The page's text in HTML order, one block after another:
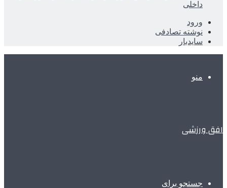
داخلی
ورود
نوشته تصادفی
سایدبار
منو
افق ورزشی
جستجو برای